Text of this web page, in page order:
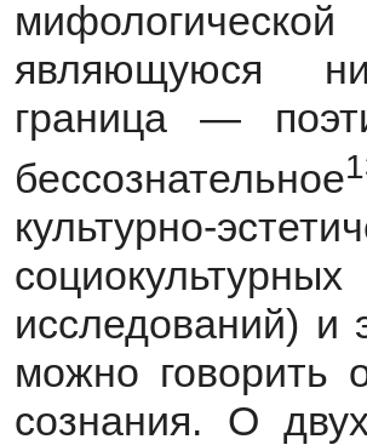
являющуюся
граница —
бессознательное
культурно-
исследований) и
можно говорить
сознания. О